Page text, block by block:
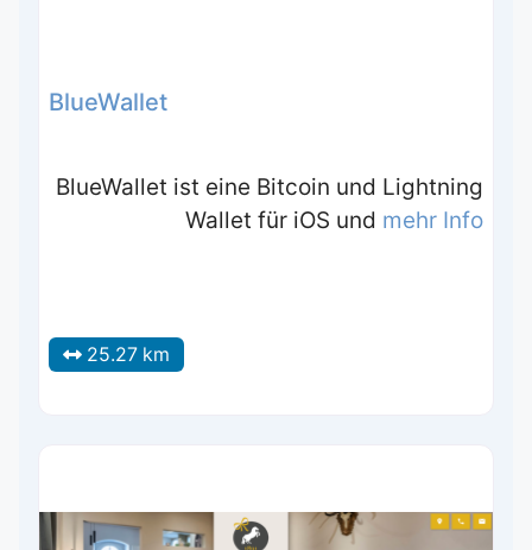
BlueWallet
BlueWallet ist eine Bitcoin und Lightning
Wallet für iOS und mehr Info
25.27 km